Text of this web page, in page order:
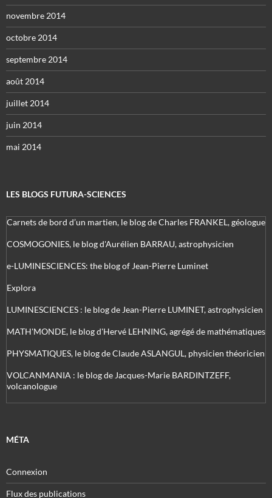
novembre 2014
octobre 2014
septembre 2014
août 2014
juillet 2014
juin 2014
mai 2014
LES BLOGS FUTURA-SCIENCES
Carnets de bord d’un martien, le blog de Charles FRANKEL, géologue
COSMOGONIES, le blog d'Aurélien BARRAU, astrophysicien
e-LUMINESCIENCES: the blog of Jean-Pierre Luminet
Explora
LUMINESCIENCES : le blog de Jean-Pierre LUMINET, astrophysicien
MATH'MONDE, le blog d'Hervé LEHNING, agrégé de mathématiques
PHYSMATIQUES, le blog de Claude ASLANGUL, physicien théoricien
VOLCANMANIA : le blog de Jacques-Marie BARDINTZEFF,
volcanologue
MÉTA
Connexion
Flux des publications